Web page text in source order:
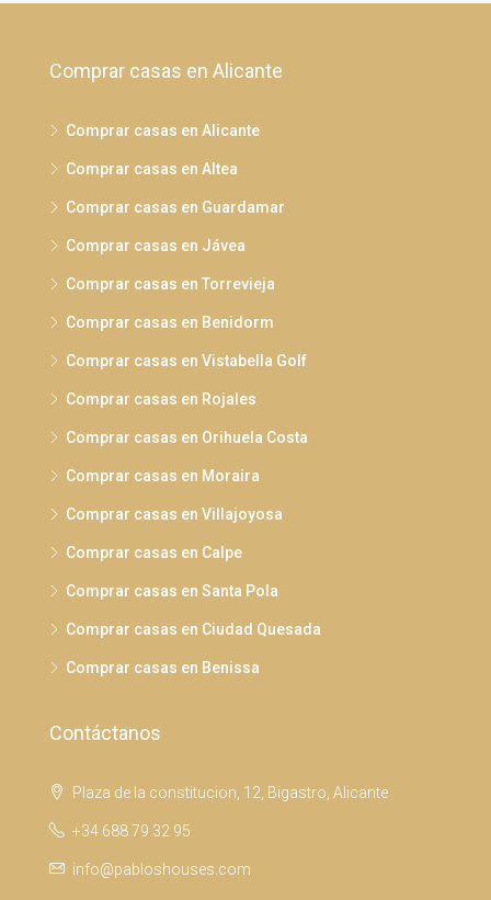
Comprar casas en Alicante
Comprar casas en Alicante
Comprar casas en Altea
Comprar casas en Guardamar
Comprar casas en Jávea
Comprar casas en Torrevieja
Comprar casas en Benidorm
Comprar casas en Vistabella Golf
Comprar casas en Rojales
Comprar casas en Orihuela Costa
Comprar casas en Moraira
Comprar casas en Villajoyosa
Comprar casas en Calpe
Comprar casas en Santa Pola
Comprar casas en Ciudad Quesada
Comprar casas en Benissa
Contáctanos
Plaza de la constitucion, 12, Bigastro, Alicante
+34 688 79 32 95
info@pabloshouses.com